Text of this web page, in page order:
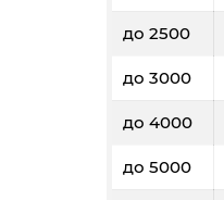
до 2500
до 3000
до 4000
до 5000